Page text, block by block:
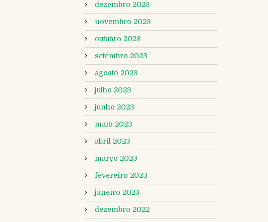
dezembro 2023
novembro 2023
outubro 2023
setembro 2023
agosto 2023
julho 2023
junho 2023
maio 2023
abril 2023
março 2023
fevereiro 2023
janeiro 2023
dezembro 2022